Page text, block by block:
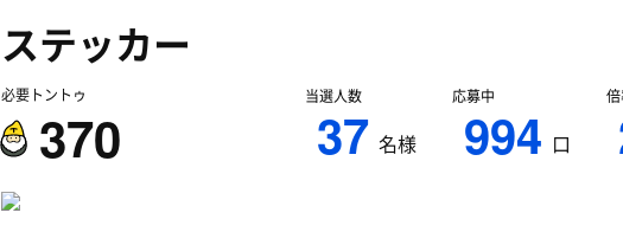
ステッカー
必要トントゥ
370
当選人数
37 名様
応募中
994 口